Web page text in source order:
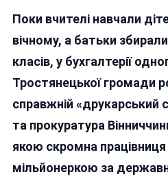
«вищої
Математики»:
На
Вінничині
Ліцею
Нарахувала
Собі
Мільйона
Поки вчителі навчали
вічному, а батьки
класів, у бухгалтерії
Тростянецької громади
справжній «друкарський
та прокуратура
якою скромна працівниця
мільйонеркою за